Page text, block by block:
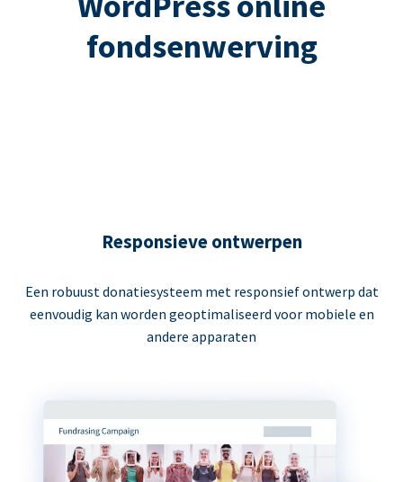
fondsenwerving
Responsieve ontwerpen
Een robuust donatiesysteem met responsief ontwerp dat
eenvoudig kan worden geoptimaliseerd voor mobiele en
andere apparaten